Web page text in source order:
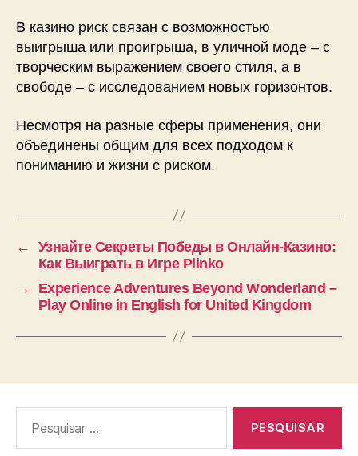
В казино риск связан с возможностью
выигрыша или проигрыша, в уличной моде – с
творческим выражением своего стиля, а в
свободе – с исследованием новых горизонтов.
Несмотря на разные сферы применения, они
объединены общим для всех подходом к
пониманию и жизни с риском.
←
Узнайте Секреты Победы в Онлайн-Казино:
Как Выиграть в Игре Plinko
→
Experience Adventures Beyond Wonderland –
Play Online in English for United Kingdom